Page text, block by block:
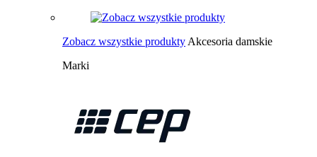
Zobacz wszystkie produkty Akcesoria damskie
Marki